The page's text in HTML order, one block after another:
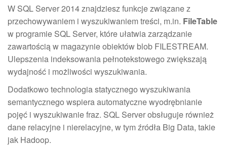
W SQL Server 2014 znajdziesz funkcje związane z
przechowywaniem i wyszukiwaniem treści, m.in. FileTable
w programie SQL Server, które ułatwia zarządzanie
zawartością w magazynie obiektów blob FILESTREAM.
Ulepszenia indeksowania pełnotekstowego zwiększają
wydajność i możliwości wyszukiwania.
Dodatkowo technologia statycznego wyszukiwania
semantycznego wspiera automatyczne wyodrębnianie
pojęć i wyszukiwanie fraz. SQL Server obsługuje również
dane relacyjne i nierelacyjne, w tym źródła Big Data, takie
jak Hadoop.